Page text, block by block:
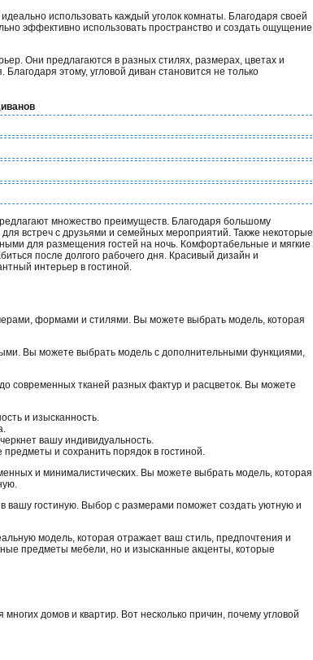
использовать каждый уголок комнаты. Благодаря своей
эффективно использовать пространство и создать ощущение
Они предлагаются в разных стилях, размерах, цветах и
этому, угловой диван становится не только
множество преимуществ. Благодаря большому
встреч с друзьями и семейных мероприятий. Также некоторые
для размещения гостей на ночь. Комфортабельные и мягкие
после долгого рабочего дня. Красивый дизайн и
интерьер в гостиной.
формами и стилями. Вы можете выбрать модель, которая
Вы можете выбрать модель с дополнительными функциями,
современных тканей разных фактур и расцветок. Вы можете
и изысканность.
вашу индивидуальность.
и сохранить порядок в гостиной.
и минималистических. Вы можете выбрать модель, которая
вашу гостиную. Выбор с размерами поможет создать уютную и
модель, которая отражает ваш стиль, предпочтения и
предметы мебели, но и изысканные акценты, которые
домов и квартир. Вот несколько причин, почему угловой